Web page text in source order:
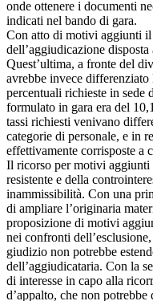
onde ottenere i documenti
indicati nel bando di gara.
Con atto di motivi aggiunti il
dell’aggiudicazione
Quest’ultima, a fronte del
avrebbe invece
percentuali richieste in sede
formulato in gara era del
tassi richiesti venivano
categorie di personale, e in
effettivamente corrisposte a
Il ricorso per motivi aggiunti
resistente e della
inammissibilità. Con una
di ampliare l’originaria
proposizione di motivi
nei confronti
giudizio non potrebbe
dell’aggiudicataria. Con la
di interesse in capo alla
d’appalto, che non